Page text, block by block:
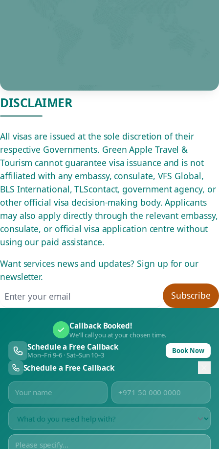
DISCLAIMER
All visas are issued at the sole discretion of their
respective Governments. Green Apple Travel &
Tourism cannot guarantee visa issuance and is not
affiliated with any embassy, consulate, VFS Global,
BLS International, TLScontact, government agency, or
other official visa decision-making body. Applicants
may also apply directly through the relevant embassy,
consulate, or official visa application centre without
using our paid assistance.
Want services news and updates? Sign up for our
newsletter.
Subscribe
Callback Booked!
We'll call you at your chosen time.
Schedule a Free Callback
Mon–Fri 9–6 · Sat–Sun 10–3 Book Now
Schedule a Free Callback